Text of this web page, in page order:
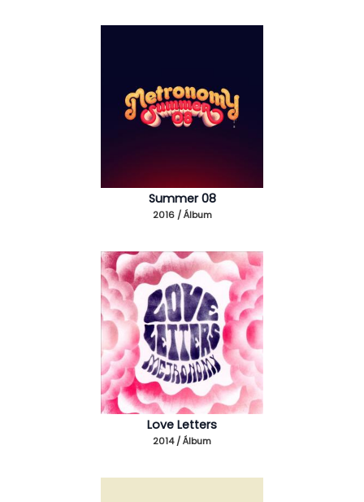
Summer 08
2016 / Álbum
Love Letters
2014 / Álbum